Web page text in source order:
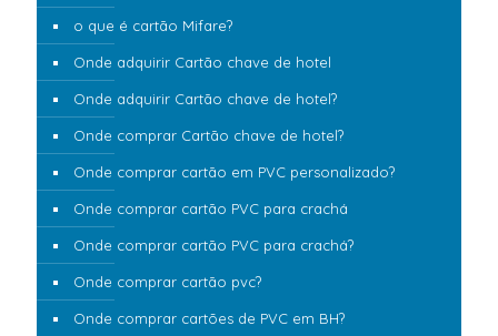
o que é cartão Mifare?
Onde adquirir Cartão chave de hotel
Onde adquirir Cartão chave de hotel?
Onde comprar Cartão chave de hotel?
Onde comprar cartão em PVC personalizado?
Onde comprar cartão PVC para crachá
Onde comprar cartão PVC para crachá?
Onde comprar cartão pvc?
Onde comprar cartões de PVC em BH?